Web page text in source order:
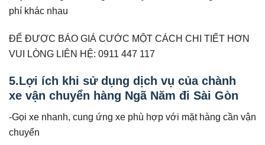
phí khác nhau
ĐỂ ĐƯỢC BÁO GIÁ CƯỚC MỘT CÁCH CHI TIẾT HƠN
VUI LÒNG LIÊN HỆ: 0911 447 117
5.Lợi ích khi sử dụng dịch vụ của chành
xe vận chuyển hàng Ngã Năm đi Sài Gòn
-Gọi xe nhanh, cung ứng xe phù hợp với mặt hàng cần vận
chuyển